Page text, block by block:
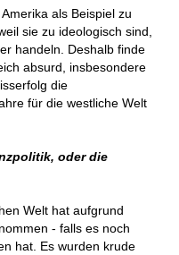
als Beispiel zu
sie zu ideologisch sind,
handeln. Deshalb finde
absurd, insbesondere
die
für die westliche Welt
oder die
Welt hat aufgrund
- falls es noch
hat. Es wurden krude